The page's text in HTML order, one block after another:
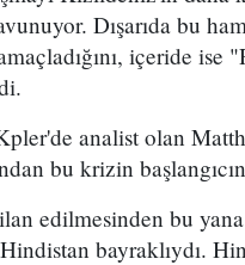
Dışarıda bu
içeride
analist olan
bu krizin
edilmesinden bu
bayraklıydı.